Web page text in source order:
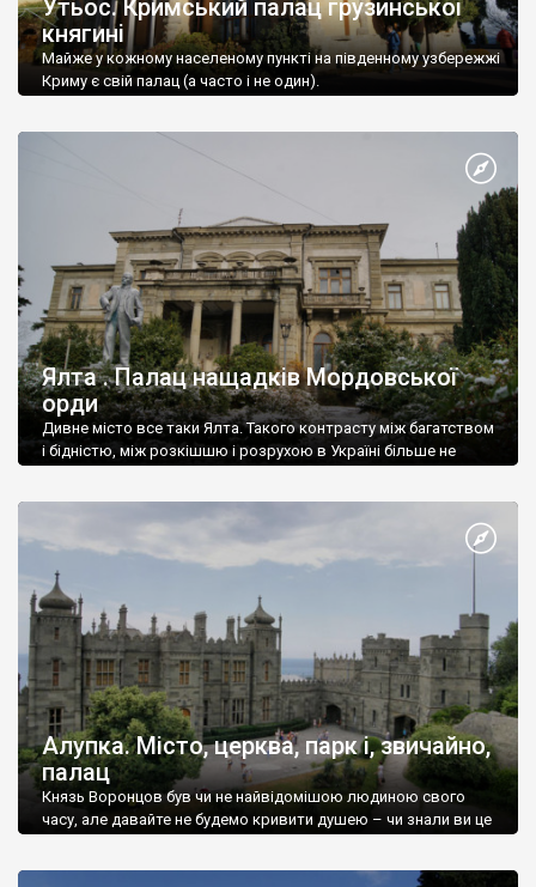
Утьос. Кримський палац грузинської
княгині
Майже у кожному населеному пункті на південному узбережжі
Криму є свій палац (а часто і не один).
Ялта . Палац нащадків Мордовської
орди
Дивне місто все таки Ялта. Такого контрасту між багатством
і бідністю, між розкішшю і розрухою в Україні більше не
Алупка. Місто, церква, парк і, звичайно,
палац
Князь Воронцов був чи не найвідомішою людиною свого
часу, але давайте не будемо кривити душею – чи знали ви це